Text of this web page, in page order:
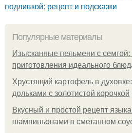
подливкой: рецепт и подсказки
Популярные материалы
Изысканные пельмени с семгой:
приготовления идеального
Хрустящий картофель в духовке:
дольками с золотистой корочкой
Вкусный и простой рецепт
шампиньонами в сметанном